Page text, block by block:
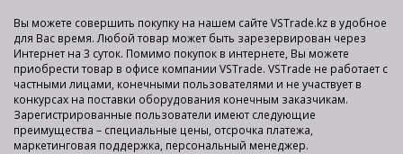
Вы можете совершить покупку на нашем сайте VSTrade.kz в удобное
для Вас время. Любой товар может быть зарезервирован через
Интернет на 3 суток. Помимо покупок в интернете, Вы можете
приобрести товар в офисе компании VSTrade. VSTrade не работает с
частными лицами, конечными пользователями и не участвует в
конкурсах на поставки оборудования конечным заказчикам.
Зарегистрированные пользователи имеют следующие
преимущества – специальные цены, отсрочка платежа,
маркетинговая поддержка, персональный менеджер.